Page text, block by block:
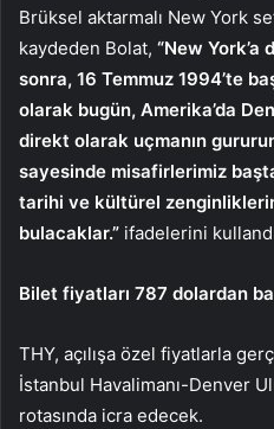
Brüksel aktarmalı New York
kaydeden Bolat, “New York’a
sonra, 16 Temmuz 1994’te
olarak bugün, Amerika’da
direkt olarak uçmanın
sayesinde misafirlerimiz
tarihi ve kültürel
bulacaklar.” ifadelerini
Bilet fiyatları 787 dolardan
THY, açılışa özel fiyatlarla
İstanbul Havalimanı-Denver
rotasında icra edecek.